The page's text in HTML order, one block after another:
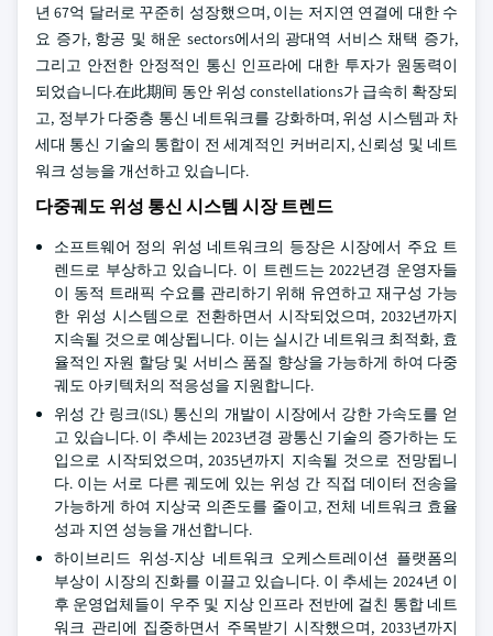
년 67억 달러로 꾸준히 성장했으며, 이는 저지연 연결에 대한 수
요 증가, 항공 및 해운 sectors에서의 광대역 서비스 채택 증가,
그리고 안전한 안정적인 통신 인프라에 대한 투자가 원동력이
되었습니다.在此期间 동안 위성 constellations가 급속히 확장되
고, 정부가 다중층 통신 네트워크를 강화하며, 위성 시스템과 차
세대 통신 기술의 통합이 전 세계적인 커버리지, 신뢰성 및 네트
워크 성능을 개선하고 있습니다.
다중궤도 위성 통신 시스템 시장 트렌드
소프트웨어 정의 위성 네트워크의 등장은 시장에서 주요 트
렌드로 부상하고 있습니다. 이 트렌드는 2022년경 운영자들
이 동적 트래픽 수요를 관리하기 위해 유연하고 재구성 가능
한 위성 시스템으로 전환하면서 시작되었으며, 2032년까지
지속될 것으로 예상됩니다. 이는 실시간 네트워크 최적화, 효
율적인 자원 할당 및 서비스 품질 향상을 가능하게 하여 다중
궤도 아키텍처의 적응성을 지원합니다.
위성 간 링크(ISL) 통신의 개발이 시장에서 강한 가속도를 얻
고 있습니다. 이 추세는 2023년경 광통신 기술의 증가하는 도
입으로 시작되었으며, 2035년까지 지속될 것으로 전망됩니
다. 이는 서로 다른 궤도에 있는 위성 간 직접 데이터 전송을
가능하게 하여 지상국 의존도를 줄이고, 전체 네트워크 효율
성과 지연 성능을 개선합니다.
하이브리드 위성-지상 네트워크 오케스트레이션 플랫폼의
부상이 시장의 진화를 이끌고 있습니다. 이 추세는 2024년 이
후 운영업체들이 우주 및 지상 인프라 전반에 걸친 통합 네트
워크 관리에 집중하면서 주목받기 시작했으며, 2033년까지